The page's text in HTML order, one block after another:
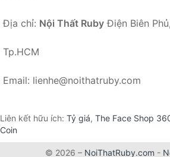
Địa chỉ: Nội Thất Ruby Điện Biên
Tp.HCM
Email: lienhe@noithatruby.com
Liên kết hữu ích: Tỷ giá, The Face Shop
Coin
© 2026 – NoiThatRuby.com -